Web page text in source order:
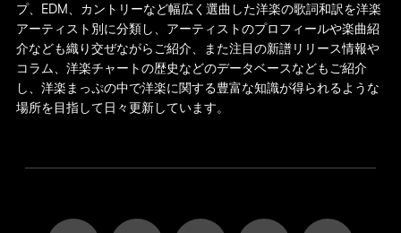
プ、EDM、カントリーなど幅広く選曲した洋楽の歌詞和訳を洋楽
アーティスト別に分類し、アーティストのプロフィールや楽曲紹
介なども織り交ぜながらご紹介、また注目の新譜リリース情報や
コラム、洋楽チャートの歴史などのデータベースなどもご紹介
し、洋楽まっぷの中で洋楽に関する豊富な知識が得られるような
場所を目指して日々更新しています。